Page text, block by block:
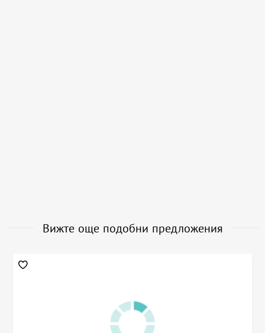
Вижте още подобни предложения